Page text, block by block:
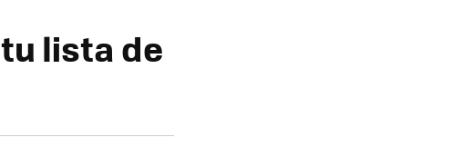
lista de